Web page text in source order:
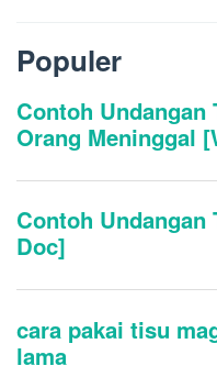
Populer